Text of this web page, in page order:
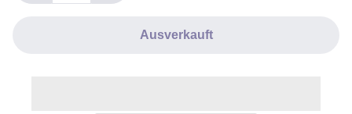
Ausverkauft